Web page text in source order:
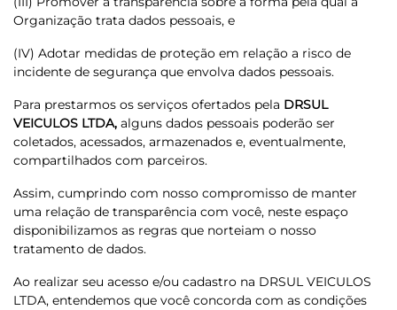
Organização trata dados pessoais, e
(IV) Adotar medidas de proteção em relação a risco de
incidente de segurança que envolva dados pessoais.
Para prestarmos os serviços ofertados pela DRSUL
VEICULOS LTDA, alguns dados pessoais poderão ser
coletados, acessados, armazenados e, eventualmente,
compartilhados com parceiros.
Assim, cumprindo com nosso compromisso de manter
uma relação de transparência com você, neste espaço
disponibilizamos as regras que norteiam o nosso
tratamento de dados.
Ao realizar seu acesso e/ou cadastro na DRSUL VEICULOS
LTDA, entendemos que você concorda com as condições